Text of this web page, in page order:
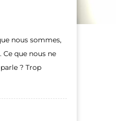
nous sommes,
Ce que nous ne
? Trop